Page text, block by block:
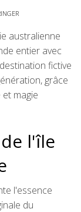
australienne
entier avec
fictive
grâce
magie
l'île
l'essence
du